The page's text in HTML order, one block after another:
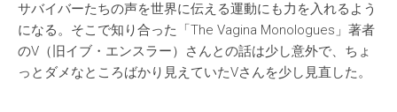
サバイバーたちの声を世界に伝える運動にも力を入れるよう
になる。そこで知り合った「The Vagina Monologues」著者
のV（旧イブ・エンスラー）さんとの話は少し意外で、ちょ
っとダメなところばかり見えていたVさんを少し見直した。